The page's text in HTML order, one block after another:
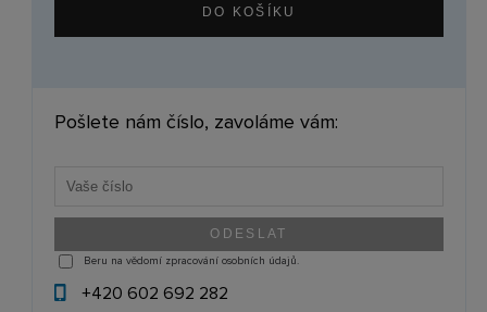
Pošlete nám číslo, zavoláme vám:
Beru na vědomí zpracování osobních údajů.
+420 602 692 282